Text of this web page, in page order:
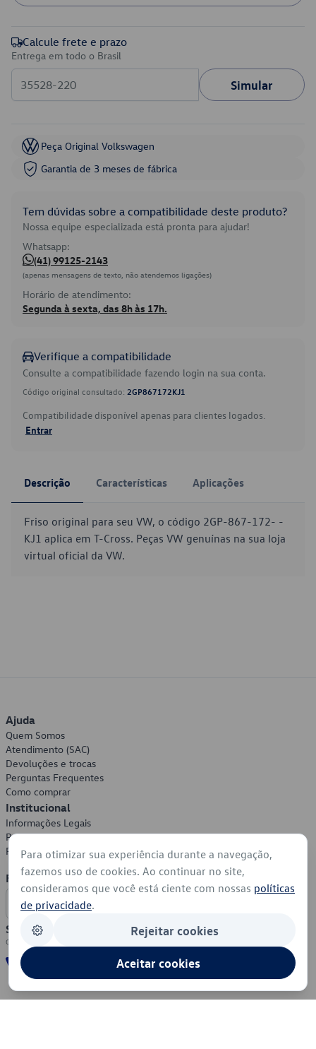
Calcule frete e prazo
Entrega em todo o Brasil
Simular
Peça Original Volkswagen
Garantia de 3 meses de fábrica
Tem dúvidas sobre a compatibilidade deste produto?
Nossa equipe especializada está pronta para ajudar!
Whatsapp:
(41) 99125-2143
(apenas mensagens de texto, não atendemos ligações)
Horário de atendimento:
Segunda à sexta, das 8h às 17h.
Verifique a compatibilidade
Consulte a compatibilidade fazendo login na sua conta.
Código original consultado: 2GP867172KJ1
Compatibilidade disponível apenas para clientes logados.
Entrar
Descrição Características Aplicações
Friso original para seu VW, o código 2GP-867-172- -
KJ1 aplica em T-Cross. Peças VW genuínas na sua loja
virtual oficial da VW.
Ajuda
Quem Somos
Atendimento (SAC)
Devoluções e trocas
Perguntas Frequentes
Como comprar
Institucional
Informações Legais
Política de Privacidade
Política de Cookies
Formas de Pagamento
Segurança
Para otimizar sua experiência durante a navegação,
fazemos uso de cookies. Ao continuar no site,
consideramos que você está ciente com nossas políticas
de privacidade.
Rejeitar cookies
Aceitar cookies